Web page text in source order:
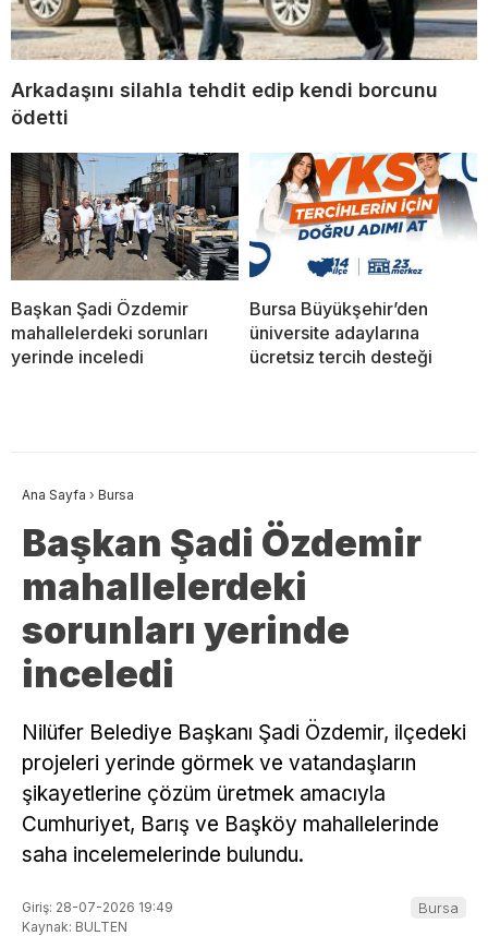
Arkadaşını silahla tehdit edip kendi borcunu
ödetti
Başkan Şadi Özdemir
mahallelerdeki sorunları
yerinde inceledi
Bursa Büyükşehir’den
üniversite adaylarına
ücretsiz tercih desteği
Ana Sayfa › Bursa
Başkan Şadi Özdemir
mahallelerdeki
sorunları yerinde
inceledi
Nilüfer Belediye Başkanı Şadi Özdemir, ilçedeki
projeleri yerinde görmek ve vatandaşların
şikayetlerine çözüm üretmek amacıyla
Cumhuriyet, Barış ve Başköy mahallelerinde
saha incelemelerinde bulundu.
Giriş: 28-07-2026 19:49
Kaynak: BULTEN
Bursa